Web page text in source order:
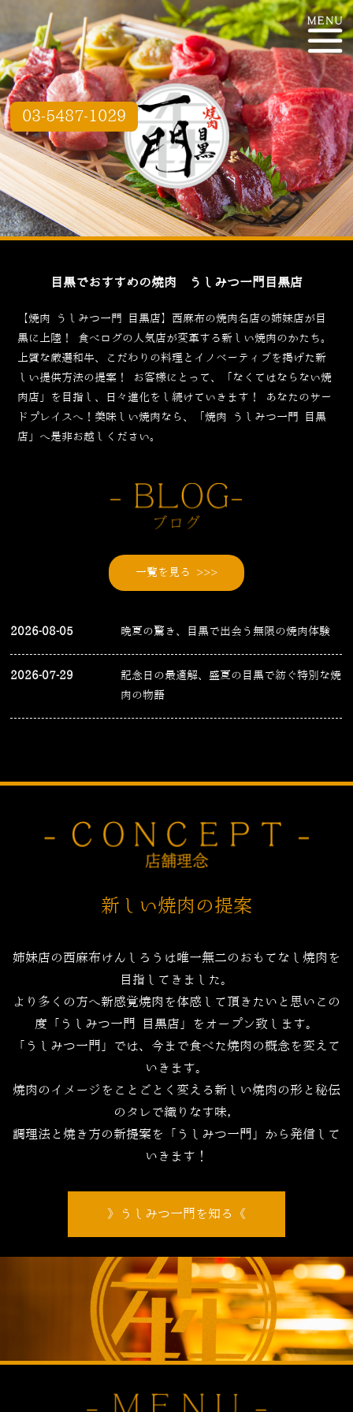
03-5487-1029
目黒でおすすめの焼肉 うしみつ一門目黒店
【焼肉 うしみつ一門 目黒店】西麻布の焼肉名店の姉妹店が目
黒に上陸！
食べログの人気店が変革する新しい焼肉のかたち。
上質な厳選和牛、こだわりの料理とイノベーティブを掲げた新
しい提供方法の提案！
お客様にとって、「なくてはならない焼
肉店」を目指し、日々進化をし続けていきます！
あなたのサー
ドプレイスへ！美味しい焼肉なら、「焼肉 うしみつ一門 目黒
店」へ是非お越しください。
一覧を見る >>>
2026-08-05 晩夏の驚き、目黒で出会う無限の焼肉体験
2026-07-29
記念日の最適解、盛夏の目黒で紡ぐ特別な焼
肉の物語
新しい焼肉の提案
姉妹店の西麻布けんしろうは唯一無二のおもてなし焼肉を
目指してきました。
より多くの方へ新感覚焼肉を体感して頂きたいと思いこの
度「うしみつ一門 目黒店」をオープン致します。
「うしみつ一門」では、今まで食べた焼肉の概念を変えて
いきます。
焼肉のイメージをことごとく変える新しい焼肉の形と秘伝
のタレで織りなす味，
調理法と焼き方の新提案を「うしみつ一門」から発信して
いきます！
うしみつ一門を知る